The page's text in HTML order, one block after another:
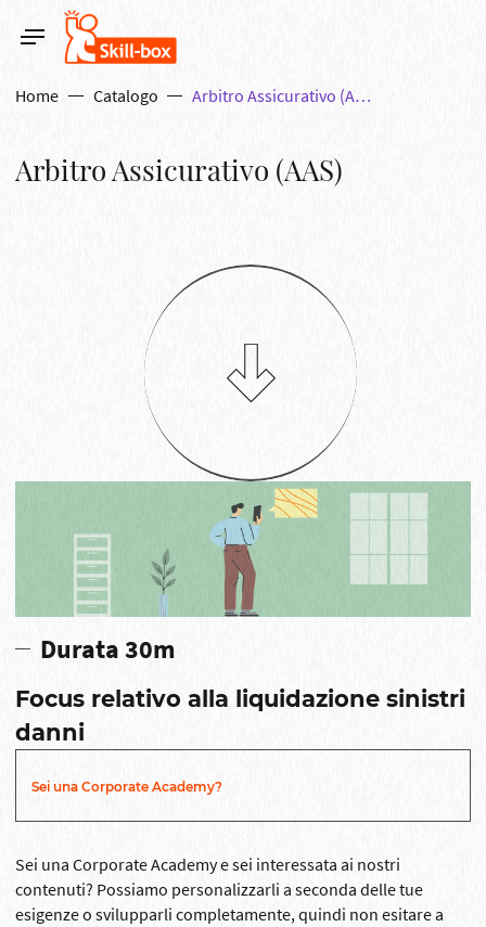
Home Catalogo Arbitro Assicurativo (AAS)
Arbitro Assicurativo (AAS)
Durata 30m
Focus relativo alla liquidazione sinistri
danni
Sei una Corporate Academy?
Sei una Corporate Academy e sei interessata ai nostri
contenuti? Possiamo personalizzarli a seconda delle tue
esigenze o svilupparli completamente, quindi non esitare a